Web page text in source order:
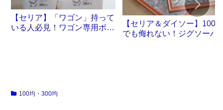
【セリア】「ワゴン」持って
いる人必見！ワゴン専用ボッ
【セリア＆ダイソー】100円
でも侮れない！ジグソーパ
100均・300均